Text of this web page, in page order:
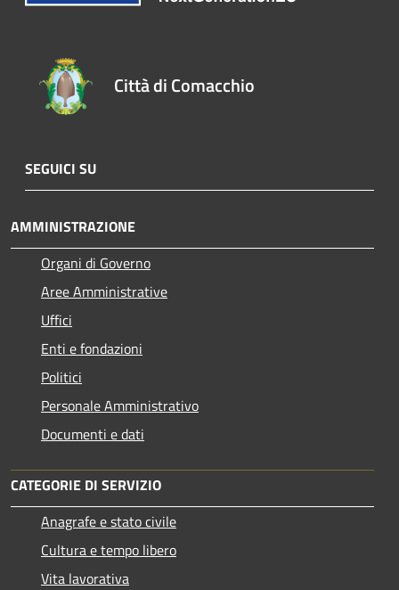
Città di Comacchio
SEGUICI SU
AMMINISTRAZIONE
Organi di Governo
Aree Amministrative
Uffici
Enti e fondazioni
Politici
Personale Amministrativo
Documenti e dati
CATEGORIE DI SERVIZIO
Anagrafe e stato civile
Cultura e tempo libero
Vita lavorativa